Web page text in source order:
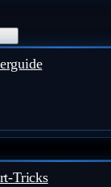
Tricks